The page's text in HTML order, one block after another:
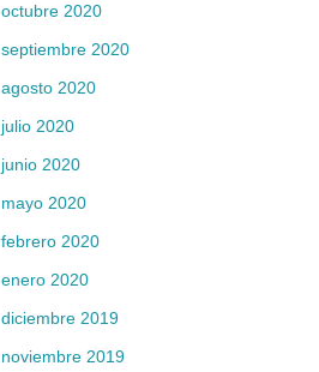
octubre 2020
septiembre 2020
agosto 2020
julio 2020
junio 2020
mayo 2020
febrero 2020
enero 2020
diciembre 2019
noviembre 2019